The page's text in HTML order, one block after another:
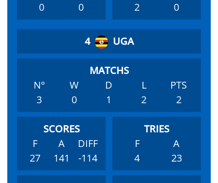
0
0
2
0
4 UGA
N° W D L
PTS
3
0 1 2 2
F A
DIFF
27
141 -114
F
A
4
23